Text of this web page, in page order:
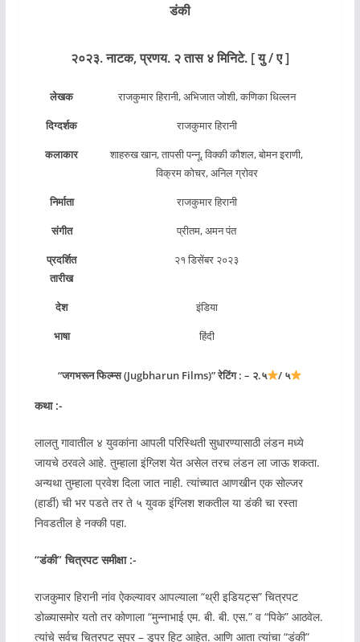
डंकी
२०२३. नाटक, प्रणय. २ तास ४ मिनिटे. [ यु / ए ]
लेखक
राजकुमार हिरानी, अभिजात जोशी, कणिका धिल्लन
दिग्दर्शक
राजकुमार हिरानी
कलाकार
शाहरुख खान, तापसी पन्नू, विक्की कौशल, बोमन इराणी,
विक्रम कोचर, अनिल ग्रोवर
निर्माता
राजकुमार हिरानी
संगीत
प्रीतम, अमन पंत
प्रदर्शित
तारीख
२१ डिसेंबर २०२३
देश
इंडिया
भाषा
हिंदी
“जगभरून फिल्म्स (Jugbharun Films)” रेटिंग : – २.५ / ५
कथा :-
लालतु गावातील ४ युवकांना आपली परिस्थिती सुधारण्यासाठी लंडन मध्ये
जायचे ठरवले आहे. तुम्हाला इंग्लिश येत असेल तरच लंडन ला जाऊ शकता.
अन्यथा तुम्हाला प्रवेश दिला जात नाही. त्यांच्यात आणखीन एक सोल्जर
(हार्डी) ची भर पडते तर ते ५ युवक इंग्लिश शकतील या डंकी चा रस्ता
निवडतील हे नक्की पहा.
“डंकी” चित्रपट समीक्षा :-
राजकुमार हिरानी नांव ऐकल्यावर आपल्याला “थ्री इडियट्स” चित्रपट
डोळ्यासमोर यतो तर कोणाला “मुन्नाभाई एम. बी. बी. एस.” व “पिके” आठवेल.
त्यांचे सर्वच चित्रपट सुपर – डुपर हिट आहेत. आणि आता त्यांचा “डंकी”